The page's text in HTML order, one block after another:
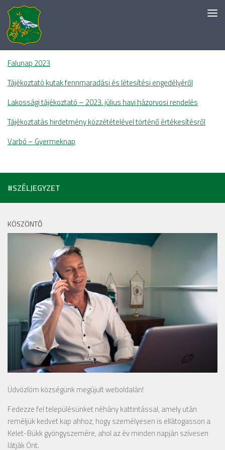
Skip to content
HÍREK, AKTUALITÁSOK
Falunap 2023
Tájékoztató kutak fennmaradási és létesítési engedélyéről
Lakossági tájékoztató – 2023. július havi házorvosi rendelés
Tájékoztatás hirdetmény közzétételével történő értékesítésről
Varbó – Gyermeknap
#SZÉLJEGYZET
KÖSZÖNTŐ
Üdvözlöm községünk megújult weboldalán!
Fedezze fel településünket néhány kattintással, amely után
reméljük kedvet kap ahhoz, hogy személyesen is ellátogasson a
Kelet-Bükk gyöngyszemére, ahol az év minden napján szívesen
látják Önt.